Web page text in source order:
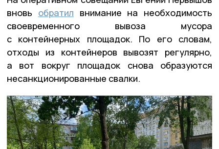
вновь обратил внимание на необходимость
своевременного вывоза мусора
с контейнерных площадок. По его словам,
отходы из контейнеров вывозят регулярно,
а вот вокруг площадок снова образуются
несанкционированные свалки.